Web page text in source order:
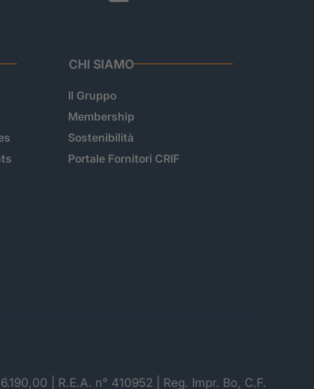
CHI SIAMO
Il Gruppo
Membership
Sostenibilità
Portale Fornitori CRIF
| R.E.A. n° 410952 | Reg. Impr. Bo, C.F.